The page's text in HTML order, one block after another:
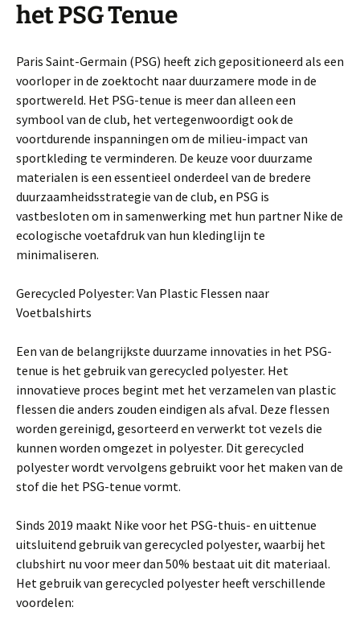
het PSG Tenue
Paris Saint-Germain (PSG) heeft zich gepositioneerd als een
voorloper in de zoektocht naar duurzamere mode in de
sportwereld. Het PSG-tenue is meer dan alleen een
symbool van de club, het vertegenwoordigt ook de
voortdurende inspanningen om de milieu-impact van
sportkleding te verminderen. De keuze voor duurzame
materialen is een essentieel onderdeel van de bredere
duurzaamheidsstrategie van de club, en PSG is
vastbesloten om in samenwerking met hun partner Nike de
ecologische voetafdruk van hun kledinglijn te
minimaliseren.
Gerecycled Polyester: Van Plastic Flessen naar
Voetbalshirts
Een van de belangrijkste duurzame innovaties in het PSG-
tenue is het gebruik van gerecycled polyester. Het
innovatieve proces begint met het verzamelen van plastic
flessen die anders zouden eindigen als afval. Deze flessen
worden gereinigd, gesorteerd en verwerkt tot vezels die
kunnen worden omgezet in polyester. Dit gerecycled
polyester wordt vervolgens gebruikt voor het maken van de
stof die het PSG-tenue vormt.
Sinds 2019 maakt Nike voor het PSG-thuis- en uittenue
uitsluitend gebruik van gerecycled polyester, waarbij het
clubshirt nu voor meer dan 50% bestaat uit dit materiaal.
Het gebruik van gerecycled polyester heeft verschillende
voordelen: